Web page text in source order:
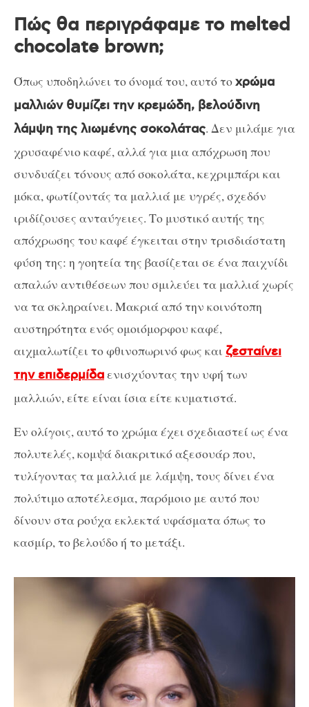
Πώς θα περιγράφαμε το melted
chocolate brown;
Όπως υποδηλώνει το όνομά του, αυτό τοχρώμα
μαλλιών θυμίζει την κρεμώδη, βελούδινη
λάμψη της λιωμένης σοκολάτας. Δεν μιλάμε για
χρυσαφένιο καφέ, αλλά για μια απόχρωση που
συνδυάζει τόνους από σοκολάτα, κεχριμπάρι και
μόκα, φωτίζοντάς τα μαλλιά με υγρές, σχεδόν
ιριδίζουσες ανταύγειες. Το μυστικό αυτής της
απόχρωσης του καφέ έγκειται στην τρισδιάστατη
φύση της: η γοητεία της βασίζεται σε ένα παιχνίδι
απαλών αντιθέσεων που σμιλεύει τα μαλλιά χωρίς
να τα σκληραίνει. Μακριά από την κοινότοπη
αυστηρότητα ενός ομοιόμορφου καφέ,
αιχμαλωτίζει το φθινοπωρινό φως και ζεσταίνει
την επιδερμίδαενισχύοντας την υφή των
μαλλιών, είτε είναι ίσια είτε κυματιστά.
Εν ολίγοις, αυτό το χρώμα έχει σχεδιαστεί ως ένα
πολυτελές, κομψά διακριτικό αξεσουάρ που,
τυλίγοντας τα μαλλιά με λάμψη, τους δίνει ένα
πολύτιμο αποτέλεσμα, παρόμοιο με αυτό που
δίνουν στα ρούχα εκλεκτά υφάσματα όπως το
κασμίρ, το βελούδο ή το μετάξι.